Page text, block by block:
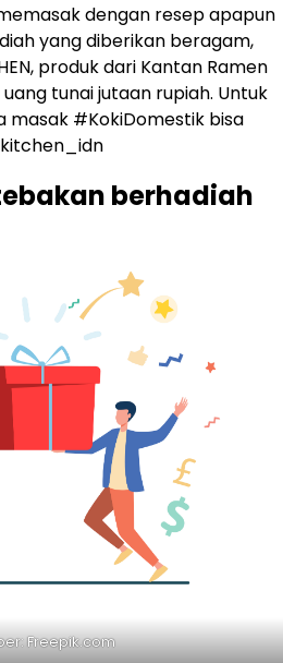
dengan resep apapun
yang diberikan beragam,
produk dari Kantan Ramen
tunai jutaan rupiah. Untuk
masak #KokiDomestik bisa
berhadiah
Freepik.com